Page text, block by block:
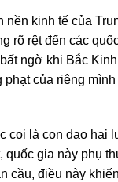
nền kinh tế của
rõ rệt đến các
ngờ khi Bắc
của riêng
coi là con dao hai
quốc gia này phụ
cầu, điều này